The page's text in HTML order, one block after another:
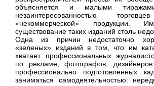
объясняется и малыми
незаинтересованностью
«некоммерческой» продукции.
существование таких изданий столь
Одна из причин недостаточно
«зеленых» изданий в том, что им
хватает профессиональных
по рекламе, фотографов,
профессионально подготовленных
заниматься самодеятельностью: